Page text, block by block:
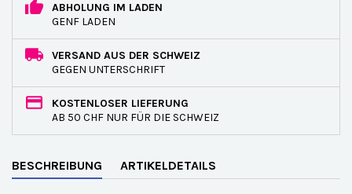
ABHOLUNG IM LADEN
GENF LADEN
VERSAND AUS DER SCHWEIZ
GEGEN UNTERSCHRIFT
KOSTENLOSER LIEFERUNG
AB 50 CHF NUR FÜR DIE SCHWEIZ
BESCHREIBUNG ARTIKELDETAILS